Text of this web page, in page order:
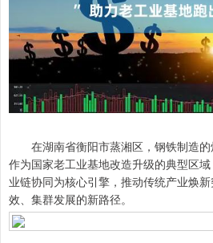
在湖南省衡阳市蒸湘区，钢铁制造的
作为国家老工业基地改造升级的典型区
业链协同为核心引擎，推动传统产业焕
效、集群发展的新路径。